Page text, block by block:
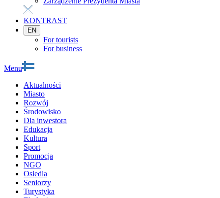
KONTRAST
EN
For tourists
For business
Menu
Aktualności
Miasto
Rozwój
Środowisko
Dla inwestora
Edukacja
Kultura
Sport
Promocja
NGO
Osiedla
Seniorzy
Turystyka